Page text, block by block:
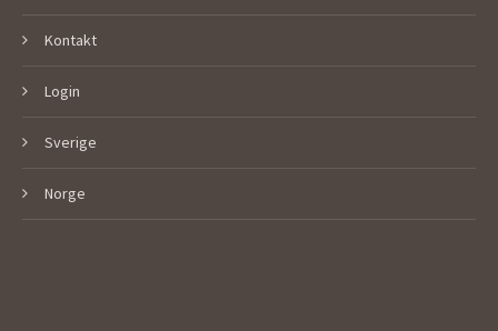
Kontakt
Login
Sverige
Norge